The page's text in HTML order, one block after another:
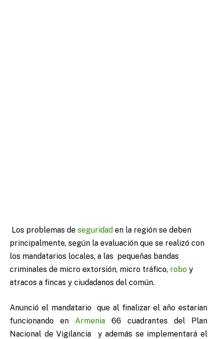
Los problemas de seguridad en la región se deben
principalmente, según la evaluación que se realizó con
los mandatarios locales, a las pequeñas bandas
criminales de micro extorsión, micro tráfico, robo y
atracos a fincas y ciudadanos del común.
Anunció el mandatario que al finalizar el año estarían
funcionando en Armenia 66 cuadrantes del Plan
Nacional de Vigilancia y además se implementará el